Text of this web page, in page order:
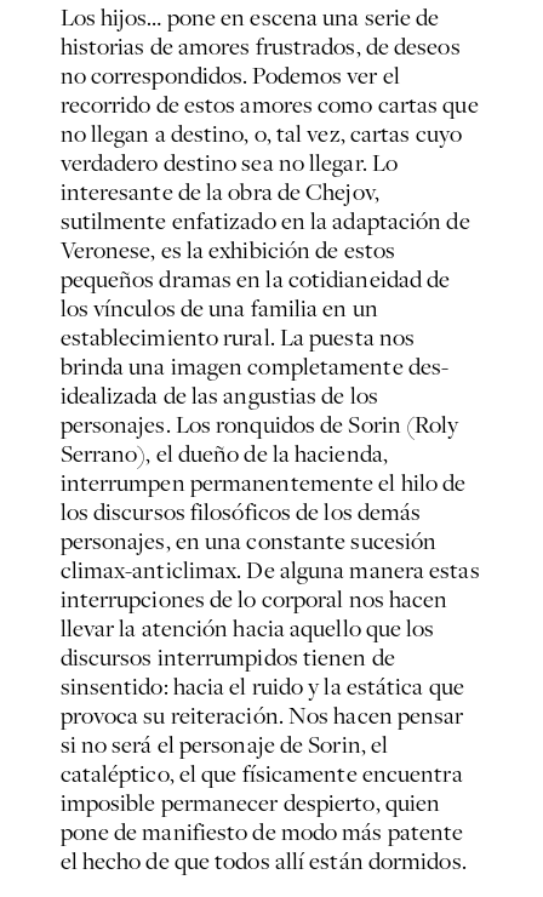
Los hijos… pone en escena una serie de
historias de amores frustrados, de deseos
no correspondidos. Podemos ver el
recorrido de estos amores como cartas que
no llegan a destino, o, tal vez, cartas cuyo
verdadero destino sea no llegar. Lo
interesante de la obra de Chejov,
sutilmente enfatizado en la adaptación de
Veronese, es la exhibición de estos
pequeños dramas en la cotidianeidad de
los vínculos de una familia en un
establecimiento rural. La puesta nos
brinda una imagen completamente des-
idealizada de las angustias de los
personajes. Los ronquidos de Sorin (Roly
Serrano), el dueño de la hacienda,
interrumpen permanentemente el hilo de
los discursos filosóficos de los demás
personajes, en una constante sucesión
climax-anticlimax. De alguna manera estas
interrupciones de lo corporal nos hacen
llevar la atención hacia aquello que los
discursos interrumpidos tienen de
sinsentido: hacia el ruido y la estática que
provoca su reiteración. Nos hacen pensar
si no será el personaje de Sorin, el
cataléptico, el que físicamente encuentra
imposible permanecer despierto, quien
pone de manifiesto de modo más patente
el hecho de que todos allí están dormidos.